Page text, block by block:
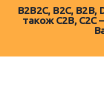
B2B2C, B2C,
також C2B,